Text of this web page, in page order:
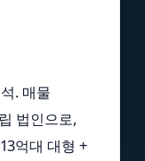
. 매물
법인으로,
억대 대형 +